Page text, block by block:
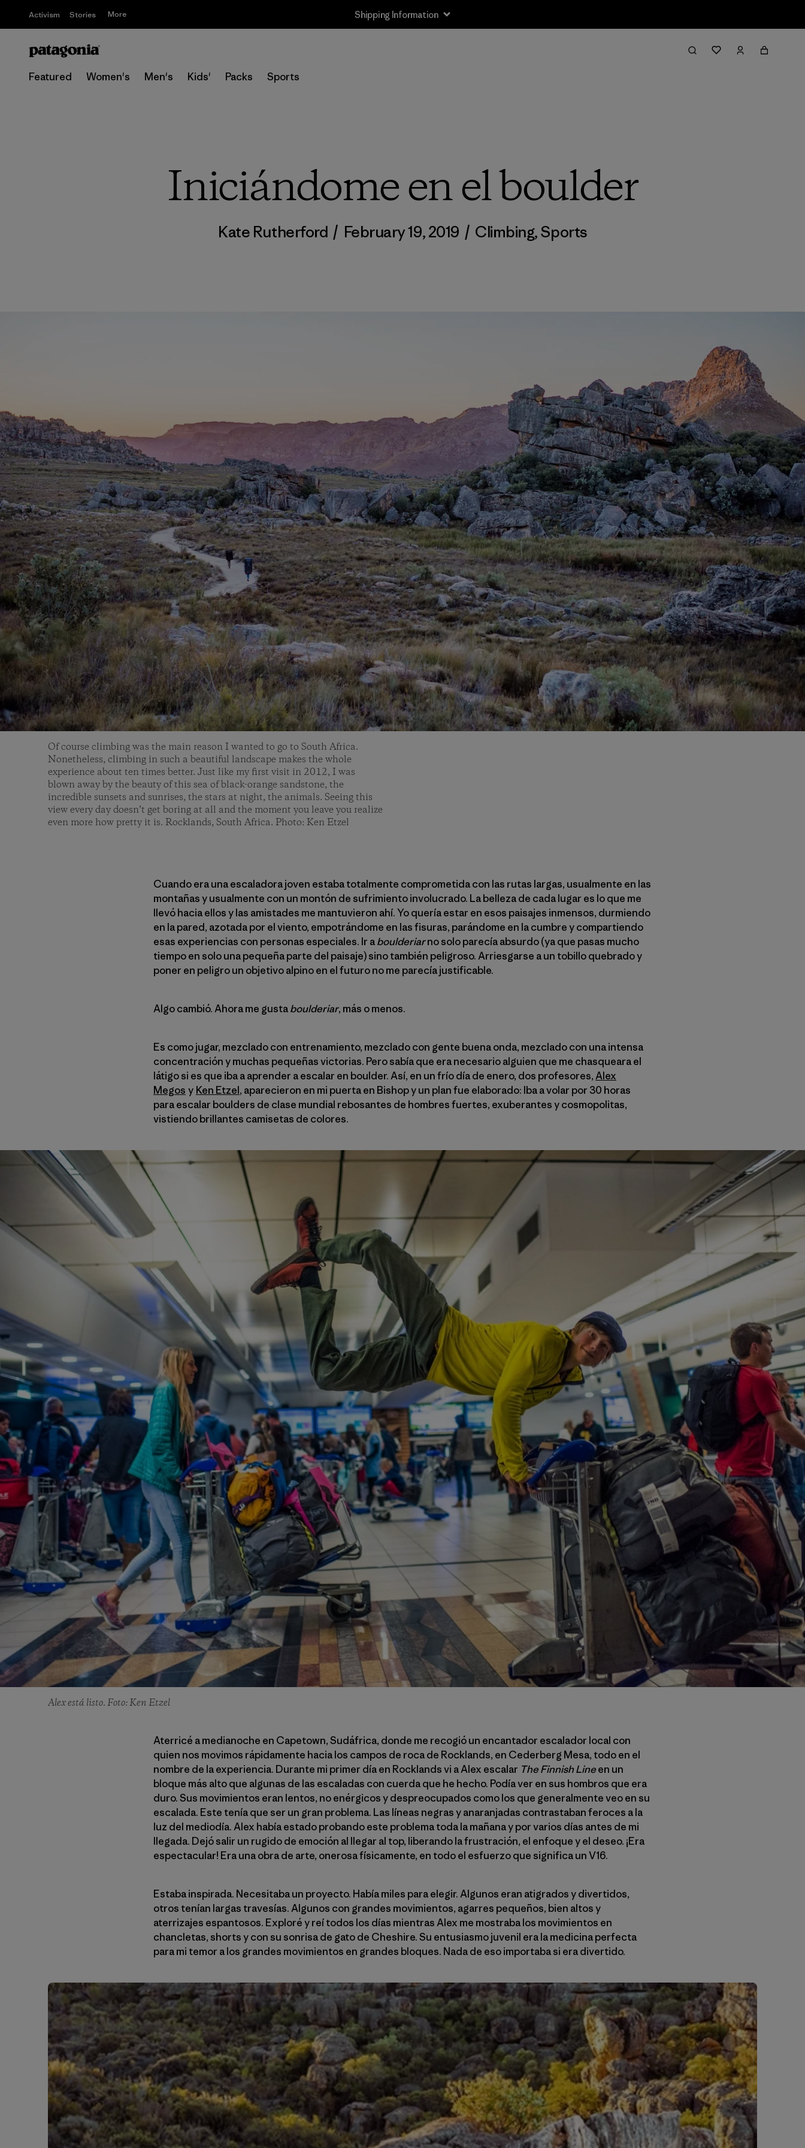
Activism Stories More Shipping Information
Featured Women's Men's Kids' Packs Sports
Iniciándome en el boulder
Kate Rutherford / February 19, 2019 / Climbing,Sports
Of course climbing was the main reason I wanted to go to South Africa.
Nonetheless, climbing in such a beautiful landscape makes the whole
experience about ten times better. Just like my first visit in 2012, I was
blown away by the beauty of this sea of black-orange sandstone, the
incredible sunsets and sunrises, the stars at night, the animals. Seeing this
view every day doesn’t get boring at all and the moment you leave you realize
even more how pretty it is. Rocklands, South Africa. Photo: Ken Etzel
Cuando era una escaladora joven estaba totalmente comprometida con las rutas largas, usualmente en las
montañas y usualmente con un montón de sufrimiento involucrado. La belleza de cada lugar es lo que me
llevó hacia ellos y las amistades me mantuvieron ahí. Yo quería estar en esos paisajes inmensos, durmiendo
en la pared, azotada por el viento, empotrándome en las fisuras, parándome en la cumbre y compartiendo
esas experiencias con personas especiales. Ir aboulderiarno solo parecía absurdo (ya que pasas mucho
tiempo en solo una pequeña parte del paisaje) sino también peligroso. Arriesgarse a un tobillo quebrado y
poner en peligro un objetivo alpino en el futuro no me parecía justificable.
Algo cambió. Ahora me gustaboulderiar, más o menos.
Es como jugar, mezclado con entrenamiento, mezclado con gente buena onda, mezclado con una intensa
concentración y muchas pequeñas victorias. Pero sabía que era necesario alguien que me chasqueara el
látigo si es que iba a aprender a escalar en boulder. Así, en un frío día de enero, dos profesores,Alex
Megos y Ken Etzel, aparecieron en mi puerta en Bishop y un plan fue elaborado: Iba a volar por 30 horas
para escalar boulders de clase mundial rebosantes de hombres fuertes, exuberantes y cosmopolitas,
vistiendo brillantes camisetas de colores.
Alex está listo. Foto: Ken Etzel
Aterricé a medianoche en Capetown, Sudáfrica, donde me recogió un encantador escalador local con
quien nos movimos rápidamente hacia los campos de roca de Rocklands, en Cederberg Mesa, todo en el
nombre de la experiencia. Durante mi primer día en Rocklands vi a Alex escalar The Finnish Lineen un
bloque más alto que algunas de las escaladas con cuerda que he hecho. Podía ver en sus hombros que era
duro. Sus movimientos eran lentos, no enérgicos y despreocupados como los que generalmente veo en su
escalada. Este tenía que ser un gran problema. Las líneas negras y anaranjadas contrastaban feroces a la
luz del mediodía. Alex había estado probando este problema toda la mañana y por varios días antes de mi
llegada. Dejó salir un rugido de emoción al llegar al top, liberando la frustración, el enfoque y el deseo. ¡Era
espectacular! Era una obra de arte, onerosa físicamente, en todo el esfuerzo que significa un V16.
Estaba inspirada. Necesitaba un proyecto. Había miles para elegir. Algunos eran atigrados y divertidos,
otros tenían largas travesías. Algunos con grandes movimientos, agarres pequeños, bien altos y
aterrizajes espantosos. Exploré y reí todos los días mientras Alex me mostraba los movimientos en
chancletas, shorts y con su sonrisa de gato de Cheshire. Su entusiasmo juvenil era la medicina perfecta
para mi temor a los grandes movimientos en grandes bloques. Nada de eso importaba si era divertido.